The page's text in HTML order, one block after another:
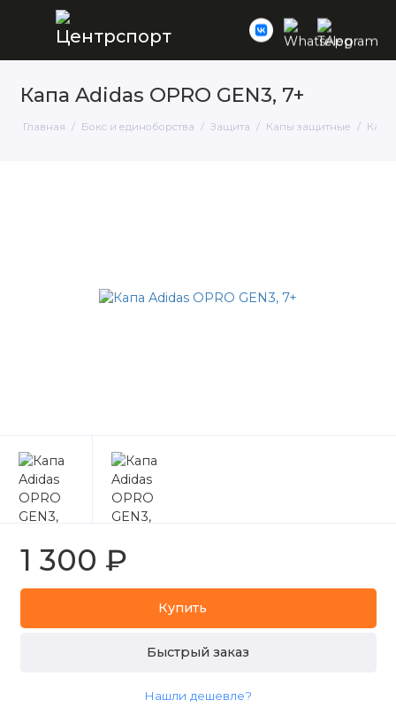
Капа Adidas OPRO GEN3, 7+
Главная Бокс и единоборства Защита Капы защитные Капа
1 300 ₽
Купить
Быстрый заказ
Нашли дешевле?